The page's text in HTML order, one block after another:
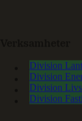
Division
Division
Division
Division